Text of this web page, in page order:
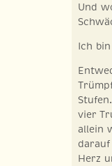
Und
Ich
vier
allein
darauf
Herz